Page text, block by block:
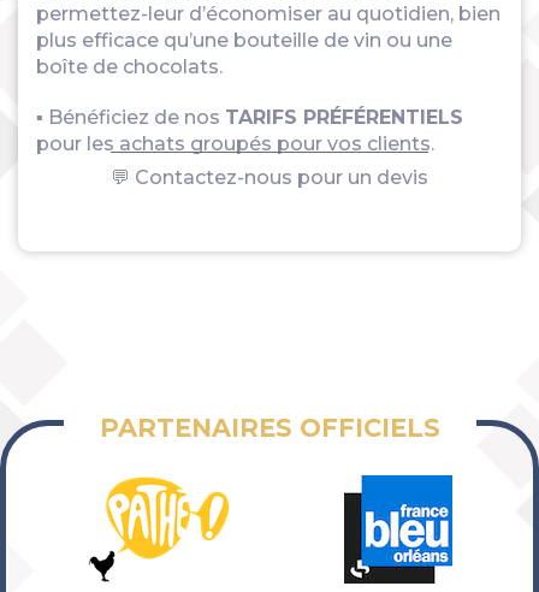
permettez-leur d’économiser au quotidien, bien
plus efficace qu’une bouteille de vin ou une
boîte de chocolats.
▪ Bénéficiez de nos TARIFS PRÉFÉRENTIELS
pour les achats groupés pour vos clients.
💬 Contactez-nous pour un devis
PARTENAIRES OFFICIELS